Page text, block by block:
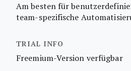
Am besten für
team-spezifische
Freemium-Version verfügbar